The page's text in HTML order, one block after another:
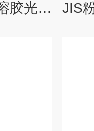
ATI 2I美国ATI 2I气溶胶光度计